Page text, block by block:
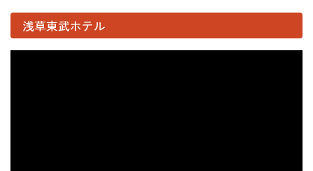
浅草東武ホテル